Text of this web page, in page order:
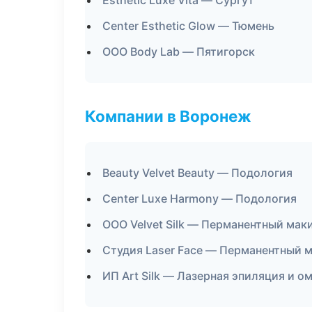
Center Esthetic Glow — Тюмень
ООО Body Lab — Пятигорск
Компании в Воронеж
Beauty Velvet Beauty — Подология
Center Luxe Harmony — Подология
ООО Velvet Silk — Перманентный
Студия Laser Face — Перманентный
ИП Art Silk — Лазерная эпиляция и